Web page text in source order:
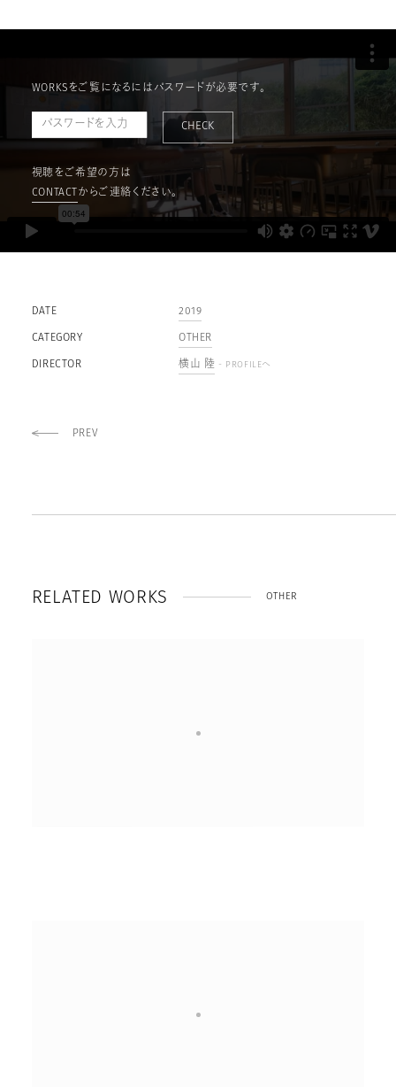
WORKSをご覧になるにはパスワードが必要です。
CHECK
視聴をご希望の方は
CONTACT からご連絡ください。
DATE 2019
CATEGORY OTHER
DIRECTOR 横山 陸 - PROFILEへ
PREV
RELA T ED WO R KS OTHER